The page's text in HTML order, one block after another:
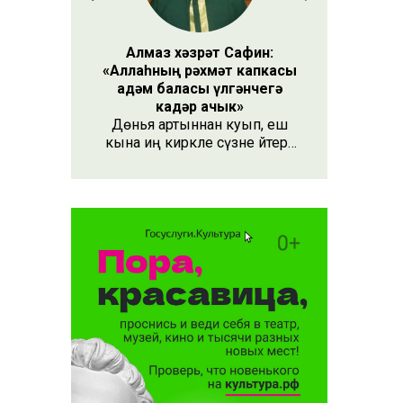
Алмаз хәзрәт Сафин:
«Аллаһның рәхмәт капкасы
адәм баласы үлгәнчегә
кадәр ачык»
Дөнья артыннан куып, еш
кына иң кирәкле сүзне әйтергә
Әлеге сүзне күршең яки
кеше бөтен яшәеше, барлыгы